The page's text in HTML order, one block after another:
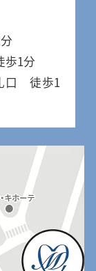
歩1分
口 徒歩1